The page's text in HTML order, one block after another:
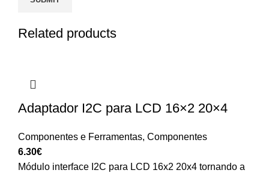
Related products
Adaptador I2C para LCD 16×2 20×4
Componentes e Ferramentas, Componentes
6.30€
Módulo interface I2C para LCD 16x2 20x4 tornando a